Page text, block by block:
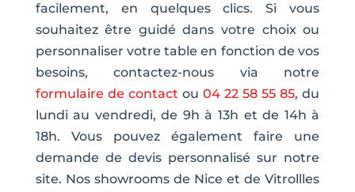
facilement, en quelques clics. Si vous
souhaitez être guidé dans votre choix ou
personnaliser votre table en fonction de vos
besoins, contactez-nous via notre
formulaire de contact ou 04 22 58 55 85, du
lundi au vendredi, de 9h à 13h et de 14h à
18h. Vous pouvez également faire une
demande de devis personnalisé sur notre
site. Nos showrooms de Nice et de Vitrollles